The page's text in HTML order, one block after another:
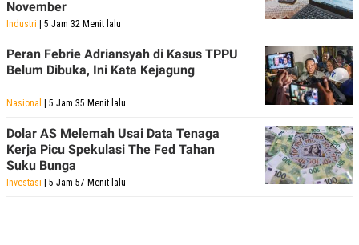
November
Industri | 5 Jam 32 Menit lalu
Peran Febrie Adriansyah di Kasus TPPU
Belum Dibuka, Ini Kata Kejagung
Nasional | 5 Jam 35 Menit lalu
Dolar AS Melemah Usai Data Tenaga
Kerja Picu Spekulasi The Fed Tahan
Suku Bunga
Investasi | 5 Jam 57 Menit lalu